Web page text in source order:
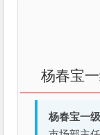
杨春宝
杨春宝一